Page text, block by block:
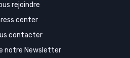
rejoindre
center
contacter
notre Newsletter